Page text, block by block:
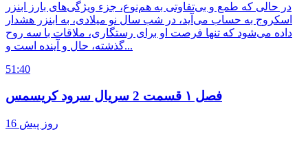
در حالی که طمع و بی‌تفاوتی به هم‌نوع، جزء ویژگی‌های بارز ابنزر
اسکروج به حساب می‌آید، در شب سال نو میلادی، به ابنزر هشدار
داده می‌شود که تنها فرصت او برای رستگاری، ملاقات با سه روح
گذشته، حال و آینده است و...
51:40
فصل ۱ قسمت 2 سریال سرود کریسمس
16 روز پیش